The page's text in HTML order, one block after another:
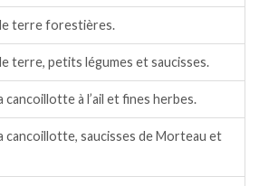
terre forestières.
terre, petits légumes et saucisses.
cancoillotte à l’ail et fines herbes.
cancoillotte, saucisses de Morteau et